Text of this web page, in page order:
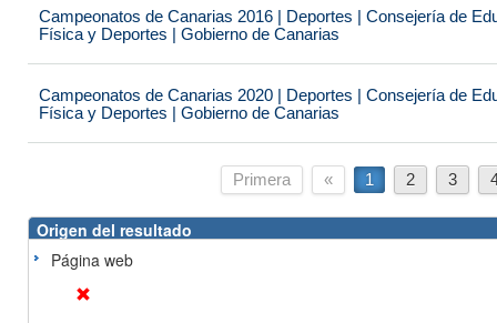
Campeonatos de Canarias 2016 | Deportes | Consejería de
Física y Deportes | Gobierno de Canarias
Campeonatos de Canarias 2020 | Deportes | Consejería de
Física y Deportes | Gobierno de Canarias
Primera « 1 2 3
Origen del resultado
Página web